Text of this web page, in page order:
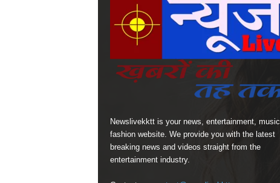
Newslivekktt is your news, entertainment, music
fashion website. We provide you with the latest
breaking news and videos straight from the
entertainment industry.